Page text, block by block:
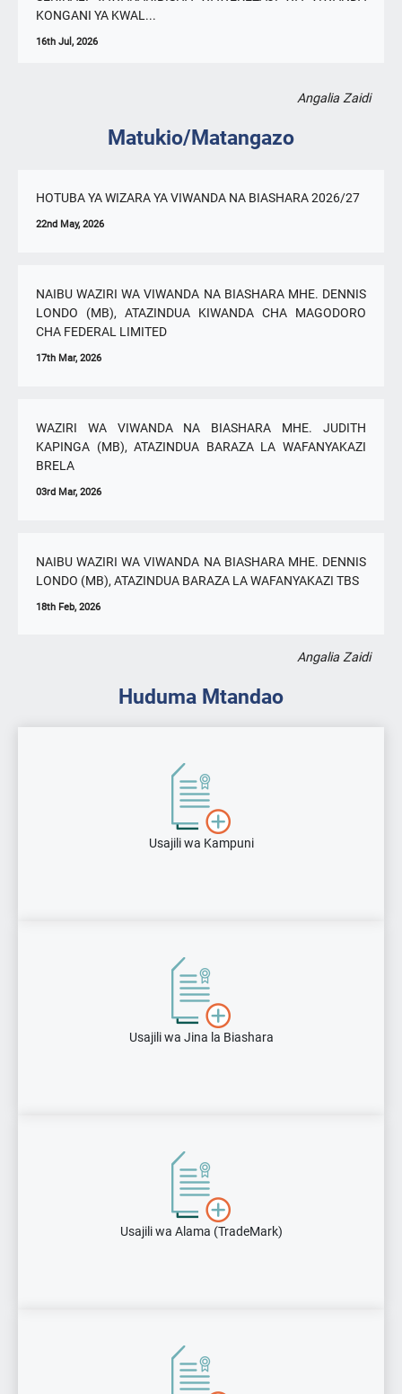
KONGANI YA KWAL...
16th Jul, 2026
Angalia Zaidi
Matukio/Matangazo
HOTUBA YA WIZARA YA VIWANDA NA BIASHARA 2026/27
22nd May, 2026
NAIBU WAZIRI WA VIWANDA NA BIASHARA MHE. DENNIS
LONDO (MB), ATAZINDUA KIWANDA CHA MAGODORO
CHA FEDERAL LIMITED
17th Mar, 2026
WAZIRI WA VIWANDA NA BIASHARA MHE. JUDITH
KAPINGA (MB), ATAZINDUA BARAZA LA WAFANYAKAZI
BRELA
03rd Mar, 2026
NAIBU WAZIRI WA VIWANDA NA BIASHARA MHE. DENNIS
LONDO (MB), ATAZINDUA BARAZA LA WAFANYAKAZI TBS
18th Feb, 2026
Angalia Zaidi
Huduma Mtandao
Usajili wa Kampuni
Usajili wa Jina la Biashara
Usajili wa Alama (TradeMark)